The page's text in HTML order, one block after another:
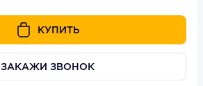
КУПИТЬ
ЗАКАЖИ ЗВОНОК